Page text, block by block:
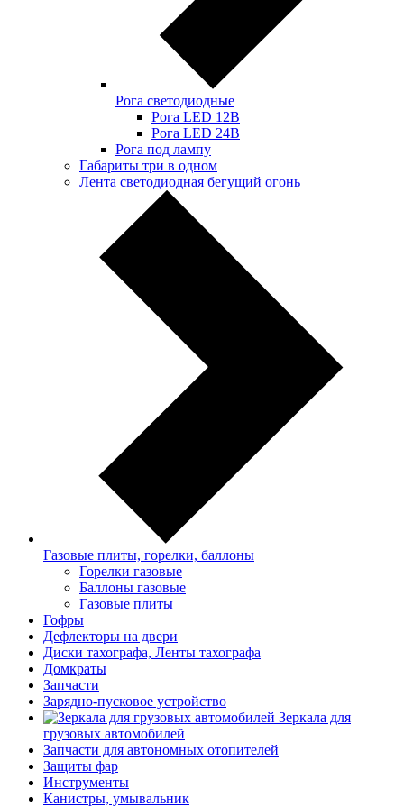
Рога светодиодные
Рога LED 12В
Рога LED 24В
Рога под лампу
Габариты три в одном
Лента светодиодная бегущий огонь
Газовые плиты, горелки, баллоны
Горелки газовые
Баллоны газовые
Газовые плиты
Гофры
Дефлекторы на двери
Диски тахографа, Ленты тахографа
Домкраты
Запчасти
Зарядно-пусковое устройство
Зеркала для
грузовых автомобилей
Запчасти для автономных отопителей
Защиты фар
Инструменты
Канистры, умывальник